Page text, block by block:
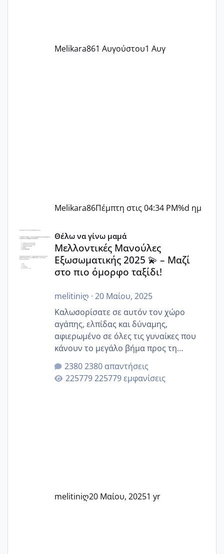
Melikara861 Αυγούστου1 Αυγ
Melikara86Πέμπτη στις 04:34 PM%d ημ
Μελλοντικές Μανούλες Εξωσωματικής 2025 💫 – Μαζί
Θέλω να γίνω μαμά
Μελλοντικές Μανούλες
Εξωσωματικής 2025 💫 – Μαζί
στο πιο όμορφο ταξίδι!
melitiniღ · 20 Μαίου, 2025
Καλωσορίσατε σε αυτόν τον χώρο
αγάπης, ελπίδας και δύναμης,
αφιερωμένο σε όλες τις γυναίκες που
κάνουν το μεγάλο βήμα προς τη
μητρότητα μέσω εξωσωματικής το 2025.
Εδώ θα μοιραστούμε αγωνίες, χαρές,
εμπειρίες και κάθε μικρή ή μεγάλη
2380 απαντήσεις
225779 εμφανίσεις
melitiniღ20 Μαίου, 20251 yr